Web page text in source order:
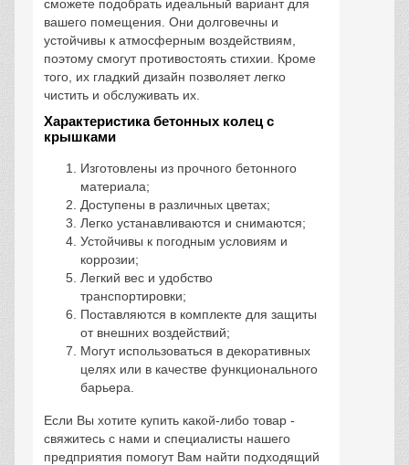
сможете подобрать идеальный вариант для
вашего помещения. Они долговечны и
устойчивы к атмосферным воздействиям,
поэтому смогут противостоять стихии. Кроме
того, их гладкий дизайн позволяет легко
чистить и обслуживать их.
Характеристика бетонных колец с
крышками
Изготовлены из прочного бетонного
материала;
Доступены в различных цветах;
Легко устанавливаются и снимаются;
Устойчивы к погодным условиям и
коррозии;
Легкий вес и удобство
транспортировки;
Поставляются в комплекте для защиты
от внешних воздействий;
Могут использоваться в декоративных
целях или в качестве функционального
барьера.
Если Вы хотите купить какой-либо товар -
свяжитесь с нами и специалисты нашего
предприятия помогут Вам найти подходящий